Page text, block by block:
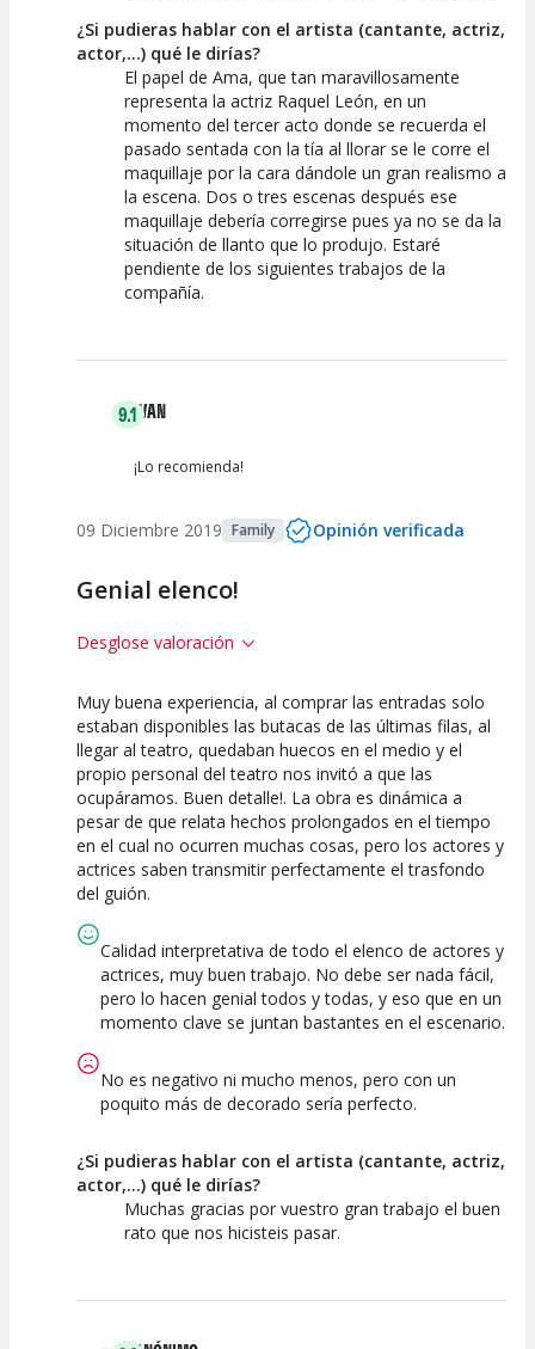
¿Si pudieras hablar con el artista (cantante, actriz,
actor,...) qué le dirías?
El papel de Ama, que tan maravillosamente
representa la actriz Raquel León, en un
momento del tercer acto donde se recuerda el
pasado sentada con la tía al llorar se le corre el
maquillaje por la cara dándole un gran realismo a
la escena. Dos o tres escenas después ese
maquillaje debería corregirse pues ya no se da la
situación de llanto que lo produjo. Estaré
pendiente de los siguientes trabajos de la
compañía.
9.1IVAN
¡Lo recomienda!
09 Diciembre 2019 Family Opinión verificada
Genial elenco!
Desglose valoración
10
Calidad del
Espectáculo
7.5
Puesta en
Escena
10
Interpretación
artística
Muy buena experiencia, al comprar las entradas solo
estaban disponibles las butacas de las últimas filas, al
llegar al teatro, quedaban huecos en el medio y el
propio personal del teatro nos invitó a que las
ocupáramos. Buen detalle!. La obra es dinámica a
pesar de que relata hechos prolongados en el tiempo
en el cual no ocurren muchas cosas, pero los actores y
actrices saben transmitir perfectamente el trasfondo
del guión.
Calidad interpretativa de todo el elenco de actores y
actrices, muy buen trabajo. No debe ser nada fácil,
pero lo hacen genial todos y todas, y eso que en un
momento clave se juntan bastantes en el escenario.
No es negativo ni mucho menos, pero con un
poquito más de decorado sería perfecto.
¿Si pudieras hablar con el artista (cantante, actriz,
actor,...) qué le dirías?
Muchas gracias por vuestro gran trabajo el buen
rato que nos hicisteis pasar.